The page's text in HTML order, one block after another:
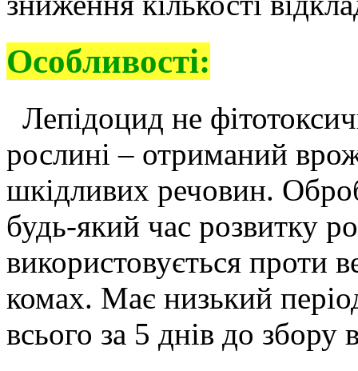
Особливості:
Лепідоцид не
рослині – отриманий
шкідливих речовин.
будь-який час розвитку
використовується проти
комах. Має низький
всього за 5 днів до